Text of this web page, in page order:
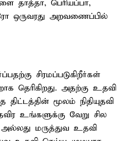
தாத்தா, பெரியப்பா,
ஒருவரது அறவணைப்பில்
சிரமப்படுகிறீர்கள்
தெரிகிறது. அதற்கு உதவி
மூலம் நிதியுதவி
உங்களுக்கு வேறு சில
அல்லது மருத்துவ உதவி